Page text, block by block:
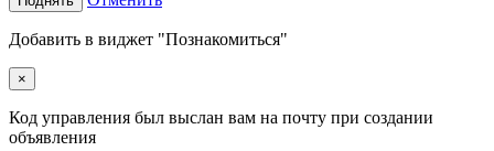
Добавить в виджет "Познакомиться"
×
Код управления был выслан вам на почту при создании
объявления